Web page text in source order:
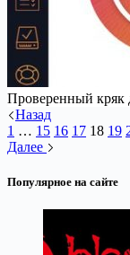
Проверенный кряк
Назад
1 … 15 16 17 18 19
Далее
Популярное на сайте